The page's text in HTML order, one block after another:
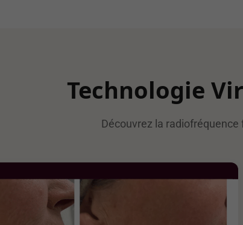
Technologie
Découvrez la